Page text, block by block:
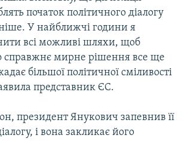
початок політичного діалогу
У найближчі години я
всі можливі шляхи, щоб
справжнє мирне рішення все ще
більшої політичної сміливості
представник ЄС.
президент Янукович запевнив її
і вона закликає його